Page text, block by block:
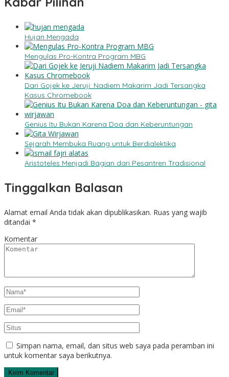
Hujan Mengada
Mengulas Pro-Kontra Program MBG
Dari Gojek ke Jeruji: Nadiem Makarim Jadi Tersangka
Kasus Chromebook
Genius Itu Bukan Karena Doa dan Keberuntungan
Sejarah Membuka Ruang untuk Berdialektika
Aristoteles Menjadi Bagian dari Pesantren Tradisional
Tinggalkan Balasan
Alamat email Anda tidak akan dipublikasikan. Ruas yang wajib
ditandai *
Komentar
Simpan nama, email, dan situs web saya pada peramban ini
untuk komentar saya berikutnya.